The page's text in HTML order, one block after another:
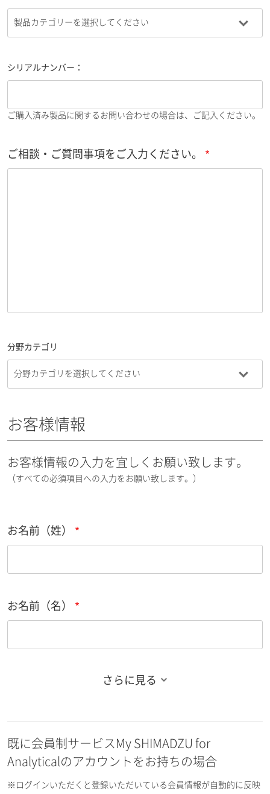
シリアルナンバー：
ご購入済み製品に関するお問い合わせの場合は、ご記入ください。
ご相談・ご質問事項をご入力ください。
分野カテゴリ
お客様情報
お客様情報の入力を宜しくお願い致します。
（すべての必須項目への入力をお願い致します。）
お名前（姓）
お名前（名）
お名前フリガナ（名）
さらに見る
既に会員制サービスMy SHIMADZU for
Analyticalのアカウントをお持ちの場合
※ログインいただくと登録いただいている会員情報が自動的に反映